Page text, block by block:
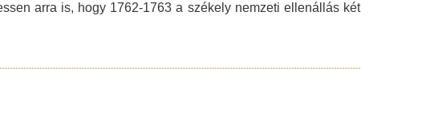
arra is, hogy 1762-1763 a székely nemzeti ellenállás két